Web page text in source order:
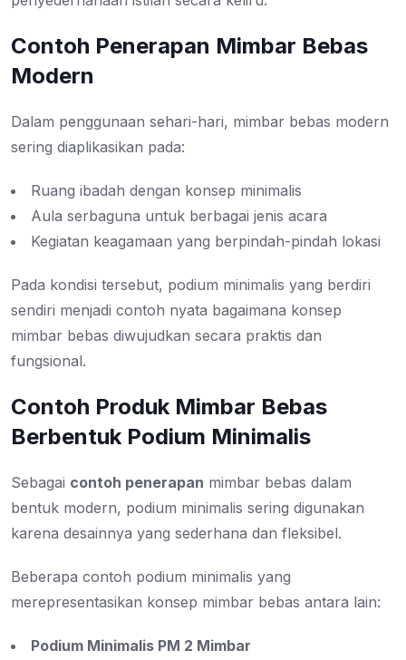
Contoh Penerapan Mimbar Bebas
Modern
Dalam penggunaan sehari-hari, mimbar bebas modern
sering diaplikasikan pada:
Ruang ibadah dengan konsep minimalis
Aula serbaguna untuk berbagai jenis acara
Kegiatan keagamaan yang berpindah-pindah lokasi
Pada kondisi tersebut, podium minimalis yang berdiri
sendiri menjadi contoh nyata bagaimana konsep
mimbar bebas diwujudkan secara praktis dan
fungsional.
Contoh Produk Mimbar Bebas
Berbentuk Podium Minimalis
Sebagai contoh penerapan mimbar bebas dalam
bentuk modern, podium minimalis sering digunakan
karena desainnya yang sederhana dan fleksibel.
Beberapa contoh podium minimalis yang
merepresentasikan konsep mimbar bebas antara lain:
Podium Minimalis PM 2 Mimbar